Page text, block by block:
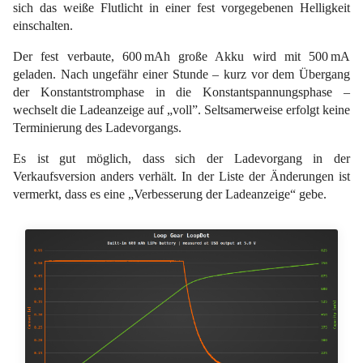
sich das weiße Flutlicht in einer fest vorgegebenen Helligkeit
einschalten.
Der fest verbaute, 600 mAh große Akku wird mit 500 mA
geladen. Nach ungefähr einer Stunde – kurz vor dem Übergang
der Konstantstromphase in die Konstantspannungsphase –
wechselt die Ladeanzeige auf „voll”. Seltsamerweise erfolgt keine
Terminierung des Ladevorgangs.
Es ist gut möglich, dass sich der Ladevorgang in der
Verkaufsversion anders verhält. In der Liste der Änderungen ist
vermerkt, dass es eine „Verbesserung der Ladeanzeige“ gebe.